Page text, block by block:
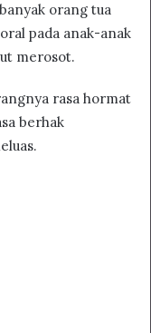
orang tua
pada anak-anak
merosot.
rasa hormat
berhak